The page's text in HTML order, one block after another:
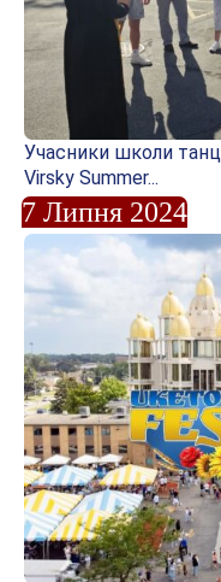
Учасники школи
Virsky Summer...
7 Липня 2024